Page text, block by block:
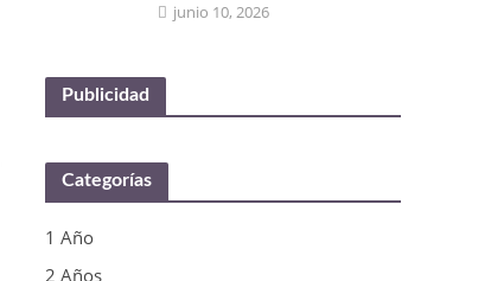
junio 10, 2026
Publicidad
Categorías
1 Año
2 Años